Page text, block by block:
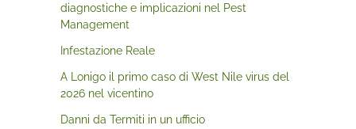
diagnostiche e implicazioni nel Pest
Management
Infestazione Reale
A Lonigo il primo caso di West Nile virus del
2026 nel vicentino
Danni da Termiti in un ufficio